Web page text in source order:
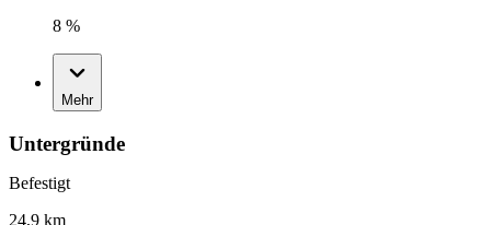
8 %
Mehr
Untergründe
Befestigt
24,9 km